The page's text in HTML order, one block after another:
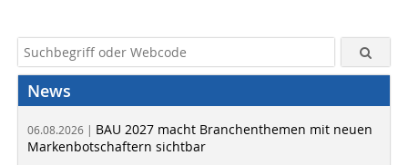
News
06.08.2026 | BAU 2027 macht Branchenthemen mit neuen
Markenbotschaftern sichtbar